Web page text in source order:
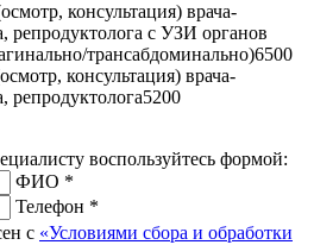
консультация) врача-
репродуктолога с УЗИ органов
трансабдоминально)6500
консультация) врача-
репродуктолога5200
воспользуйтесь формой:
ФИО *
Телефон *
с «Условиями сбора и обработки